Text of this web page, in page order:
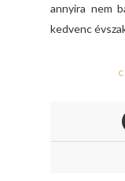
annyira nem
kedvenc